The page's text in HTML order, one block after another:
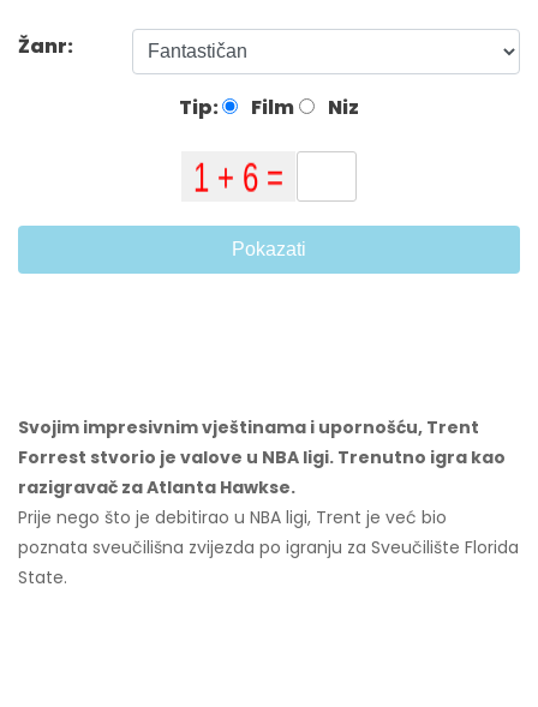
Žanr:
Tip: Film Niz
Pokazati
Svojim impresivnim vještinama i upornošću, Trent
Forrest stvorio je valove u NBA ligi. Trenutno igra kao
razigravač za Atlanta Hawkse.
Prije nego što je debitirao u NBA ligi, Trent je već bio
poznata sveučilišna zvijezda po igranju za Sveučilište Florida
State.